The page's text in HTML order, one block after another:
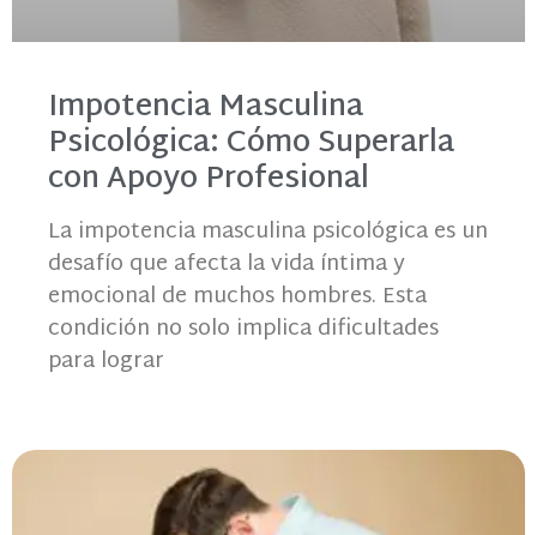
Impotencia Masculina
Psicológica: Cómo Superarla
con Apoyo Profesional
La impotencia masculina psicológica es un
desafío que afecta la vida íntima y
emocional de muchos hombres. Esta
condición no solo implica dificultades
para lograr